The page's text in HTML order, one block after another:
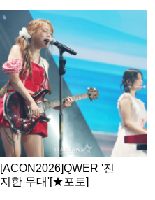
[ACON2026]QWER '진
지한 무대'[★포토]